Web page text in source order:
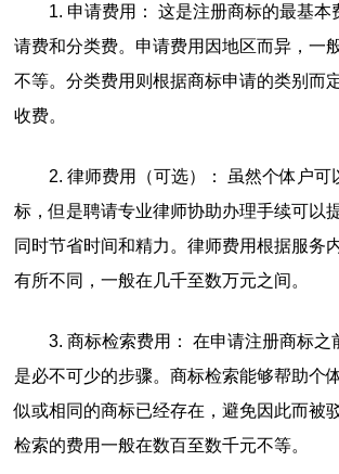
1. 申请费用： 这是注册商标的最基本
请费和分类费。申请费用因地区而异，一
不等。分类费用则根据商标申请的类别而
收费。
2. 律师费用（可选）： 虽然个体户可
标，但是聘请专业律师协助办理手续可以
同时节省时间和精力。律师费用根据服务
有所不同，一般在几千至数万元之间。
3. 商标检索费用： 在申请注册商标之
是必不可少的步骤。商标检索能够帮助个
似或相同的商标已经存在，避免因此而被
检索的费用一般在数百至数千元不等。